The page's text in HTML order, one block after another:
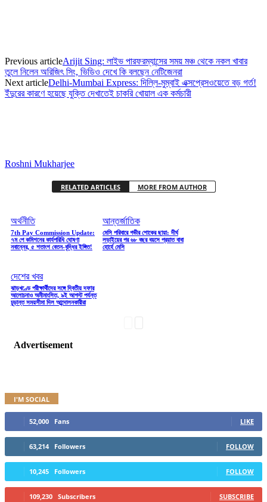
Previous articleArijit Sing: লাইভ পারফরম্যান্সের সময় মঞ্চ থেকে নকল খাবার
তুলে নিলেন অরিজিৎ সিং, ভিডিও দেখে কি বলছেন নেটিজেনরা
Next articleDelhi-Mumbai Express: দিল্লি-মুম্বাই এক্সপ্রেসওয়েতে বড় গর্ত!
ইঁদুরের কারণে হয়েছে যুক্তি দেখাতেই চাকরি খোয়াল এক কর্মচারী
Roshni Mukharjee
RELATED ARTICLES MORE FROM AUTHOR
অর্থনীতি
7th Pay Commission Update:
৭ম পে কমিশনের কার্যপরিধি ঘোষণা
নবান্নের, ৫ শতাংশ বেতন-বৃদ্ধির ইঙ্গিত!
আন্তর্জাতিক
মেসি পরিবারে গভীর শোকের ছায়া: দীর্ঘ
লড়াইয়ের পর ৬৮ বছর বয়সে প্রয়াত বাবা
হোর্হে মেসি
দেশের খবর
ঝাড়খণ্ডে পরীক্ষার্থীদের সঙ্গে দ্বিতীয় দফার
আলোচনাও অমীমাংসিত, ৯ই আগস্ট পর্যন্ত
চূড়ান্ত সময়সীমা দিল আন্দোলনকারীরা
Advertisement
I'M SOCIAL
52,000 Fans LIKE
63,214 Followers FOLLOW
10,245 Followers FOLLOW
109,230 Subscribers SUBSCRIBE